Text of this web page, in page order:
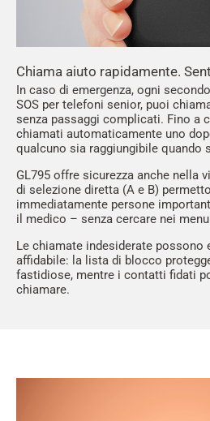
Chiama aiuto rapidamente.
In caso di emergenza, ogni
SOS per telefoni senior, puoi
senza passaggi complicati. Fino a
chiamati automaticamente uno
qualcuno sia raggiungibile quando
GL795 offre sicurezza anche nella
di selezione diretta (A e B)
immediatamente persone
il medico – senza cercare nei
Le chiamate indesiderate possono
affidabile: la lista di blocco
fastidiose, mentre i contatti fidati
chiamare.